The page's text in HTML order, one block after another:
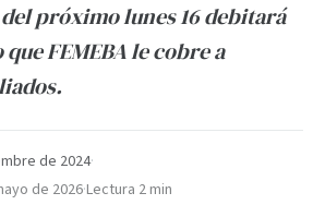
próximo lunes 16 debitará
FEMEBA le cobre a
de 2024·
de 2026·Lectura 2 min